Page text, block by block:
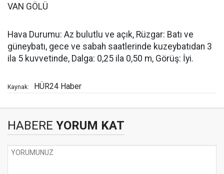
VAN GÖLÜ
Hava Durumu: Az bulutlu ve açık, Rüzgar: Batı ve
güneybatı, gece ve sabah saatlerinde kuzeybatıdan 3
ila 5 kuvvetinde, Dalga: 0,25 ila 0,50 m, Görüş: İyi.
Kaynak: HÜR24 Haber
HABERE YORUM KAT